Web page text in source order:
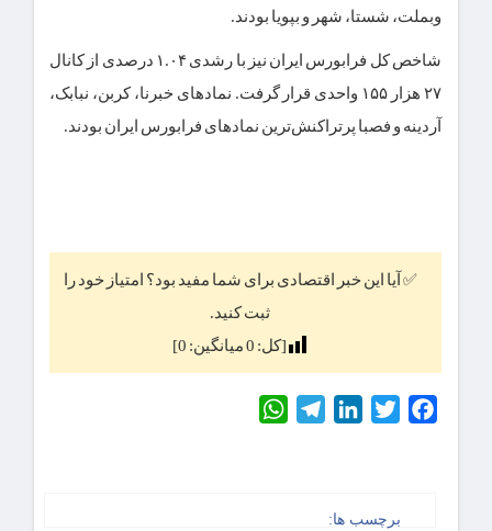
وبملت، شستا، شهر و بپویا بودند.
شاخص کل فرابورس ایران نیز با رشدی ۱.۰۴ درصدی از کانال
۲۷ هزار ۱۵۵ واحدی قرار گرفت. نماد‌های خبرنا، کربن، نبابک،
آردینه و فصبا پرتراکنش‌ترین نماد‌های فرابورس ایران بودند.
✅ آیا این خبر اقتصادی برای شما مفید بود؟ امتیاز خود را
ثبت کنید.
[کل: 0میانگین: 0
]
Facebook
Twitter
LinkedIn
Telegram
برچسب ها: